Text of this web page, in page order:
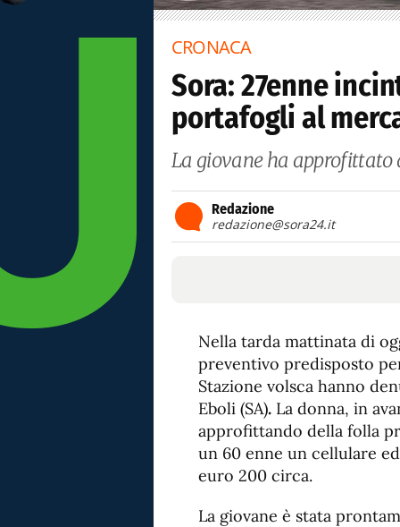
CRONACA
Sora: 27enne
portafogli al
La giovane ha approfittato
Redazione
redazione@sora24.it
Nella tarda mattinata di
preventivo predisposto
Stazione volsca hanno
Eboli (SA). La donna, in
approfittando della folla
un 60 enne un cellulare
euro 200 circa.
La giovane è stata